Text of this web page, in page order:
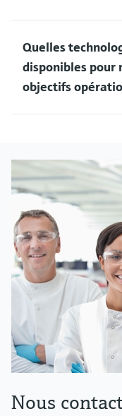
Quelles
disponibles pour
objectifs
Nous